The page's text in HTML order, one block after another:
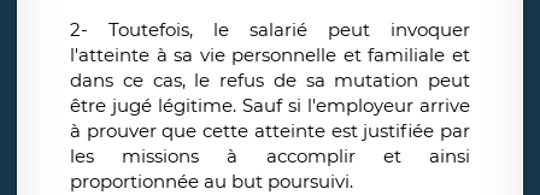
2- Toutefois, le salarié peut invoquer
l'atteinte à sa vie personnelle et familiale et
dans ce cas, le refus de sa mutation peut
être jugé légitime. Sauf si l'employeur arrive
à prouver que cette atteinte est justifiée par
les missions à accomplir et ainsi
proportionnée au but poursuivi.